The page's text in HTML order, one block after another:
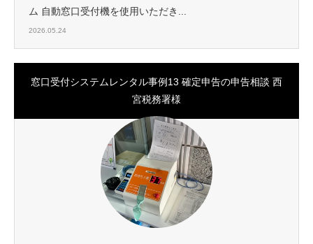
ム 自動窓口受付機を使用いただき...
2026.05.24
窓口受付システムレンタル事例13 確定申告の申告相談 西
宮税務署様